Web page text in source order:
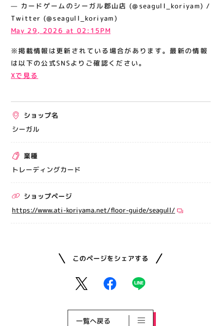
関連情報
お知らせ
お問い合わせ
プライバシーポリシー
運営会社
出店をご検討の方へ
催事出店募集
アティビジョンについて
— カードゲームのシーガル郡山店 (@seagull_koriyam) /
Twitter (@seagull_koriyam)
May 29, 2026 at 02:15PM
※掲載情報は更新されている場合があります。最新の情報
は以下の公式SNSよりご確認ください。
Xで見る
ショップ名
シーガル
業種
トレーディングカード
ショップページ
https://www.ati-koriyama.net/floor-guide/seagull/
このページをシェアする
一覧へ戻る